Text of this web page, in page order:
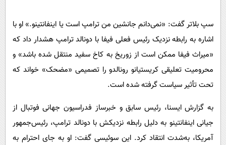
فناوری
گوناگون
حوادث
بین الملل
روانشناسی
آشپزی
دانلود
سپ بلاتر گفت: «نمی‌دانم جانشین من ترامپ است یا اینفانتینو.» او با
اشاره به رابطه نزدیک رئیس فعلی فیفا با دونالد ترامپ هشدار داد که
«میراث فیفا ممکن است از زوریخ به کاخ سفید منتقل شده باشد» و
محرومیت تعلیقی کریستیانو رونالدو را تصمیمی «مضحک» خواند که
تحت تأثیر سیاست گرفته شده است.
به گزارش ایسنا، رئیس سابق و خبرساز فدراسیون جهانی فوتبال از
جیانی اینفانتینو به دلیل رابطه نزدیکش با دونالد ترامپ، رئیس‌جمهور
آمریکا، به‌شدت انتقاد کرد. این سوئیسی گفت: او به جای احترام به